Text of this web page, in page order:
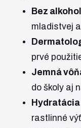
Bez
mladistvej
prvé
Jemná
do školy aj
rastlinné